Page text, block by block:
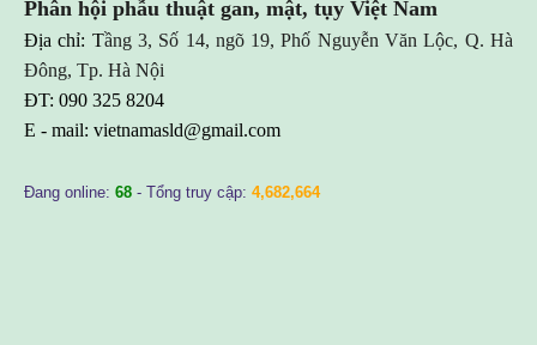
Phân hội phẫu thuật gan, mật, tụy Việt Nam
Địa chỉ: Tầng 3, Số 14, ngõ 19, Phố Nguyễn Văn Lộc, Q. Hà
Đông, Tp. Hà Nội
ĐT: 090 325 8204
E - mail: vietnamasld@gmail.com
Đang online: 68 - Tổng truy cập: 4,682,664